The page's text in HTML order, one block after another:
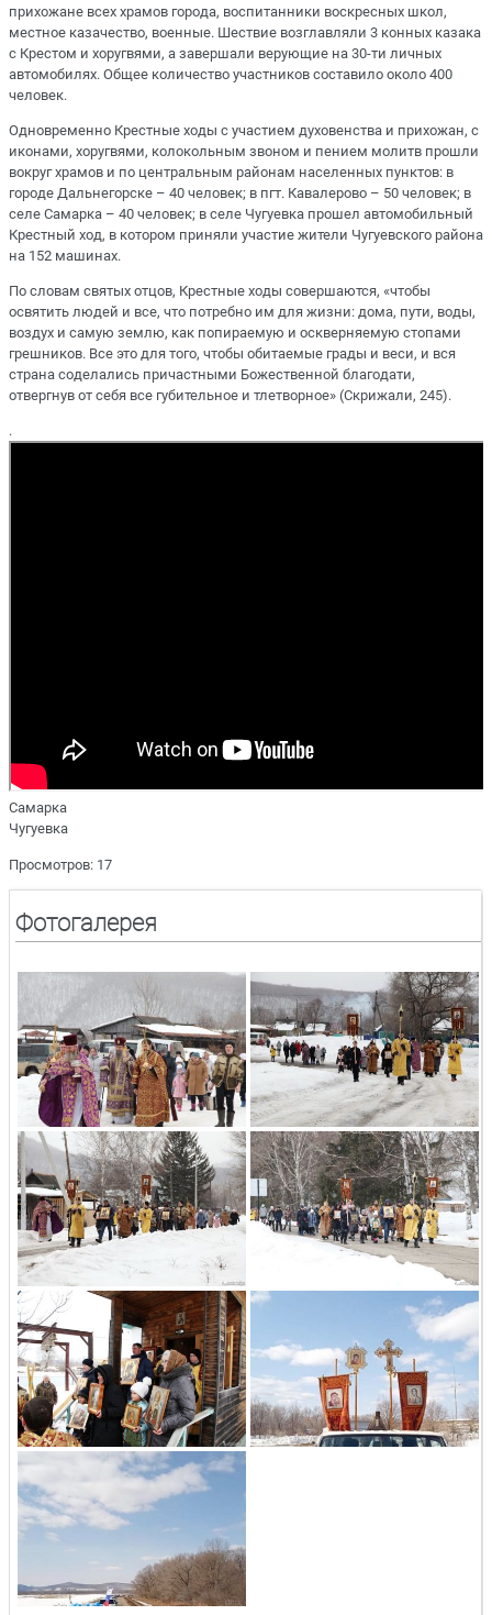
прихожане всех храмов города, воспитанники воскресных школ,
местное казачество, военные. Шествие возглавляли 3 конных казака
с Крестом и хоругвями, а завершали верующие на 30-ти личных
автомобилях. Общее количество участников составило около 400
человек.
Одновременно Крестные ходы с участием духовенства и прихожан, с
иконами, хоругвями, колокольным звоном и пением молитв прошли
вокруг храмов и по центральным районам населенных пунктов: в
городе Дальнегорске – 40 человек; в пгт. Кавалерово – 50 человек; в
селе Самарка – 40 человек; в селе Чугуевка прошел автомобильный
Крестный ход, в котором приняли участие жители Чугуевского района
на 152 машинах.
По словам святых отцов, Крестные ходы совершаются, «чтобы
освятить людей и все, что потребно им для жизни: дома, пути, воды,
воздух и самую землю, как попираемую и оскверняемую стопами
грешников. Все это для того, чтобы обитаемые грады и веси, и вся
страна соделались причастными Божественной благодати,
отвергнув от себя все губительное и тлетворное» (Скрижали, 245).
.
Самарка
Чугуевка
Просмотров: 17
Фотогалерея